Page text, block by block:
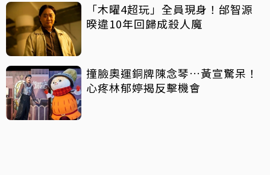
「木曜4超玩」全員現身！邰智源
暌違10年回歸成殺人魔
撞臉奧運銅牌陳念琴…黃宣驚呆！
心疼林郁婷揭反擊機會